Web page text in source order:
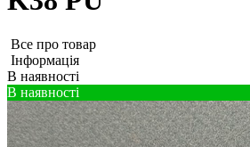
Все про товар
Iнформація
В наявності
В наявності